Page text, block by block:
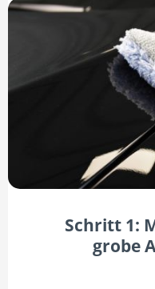
Schritt 1:
grobe